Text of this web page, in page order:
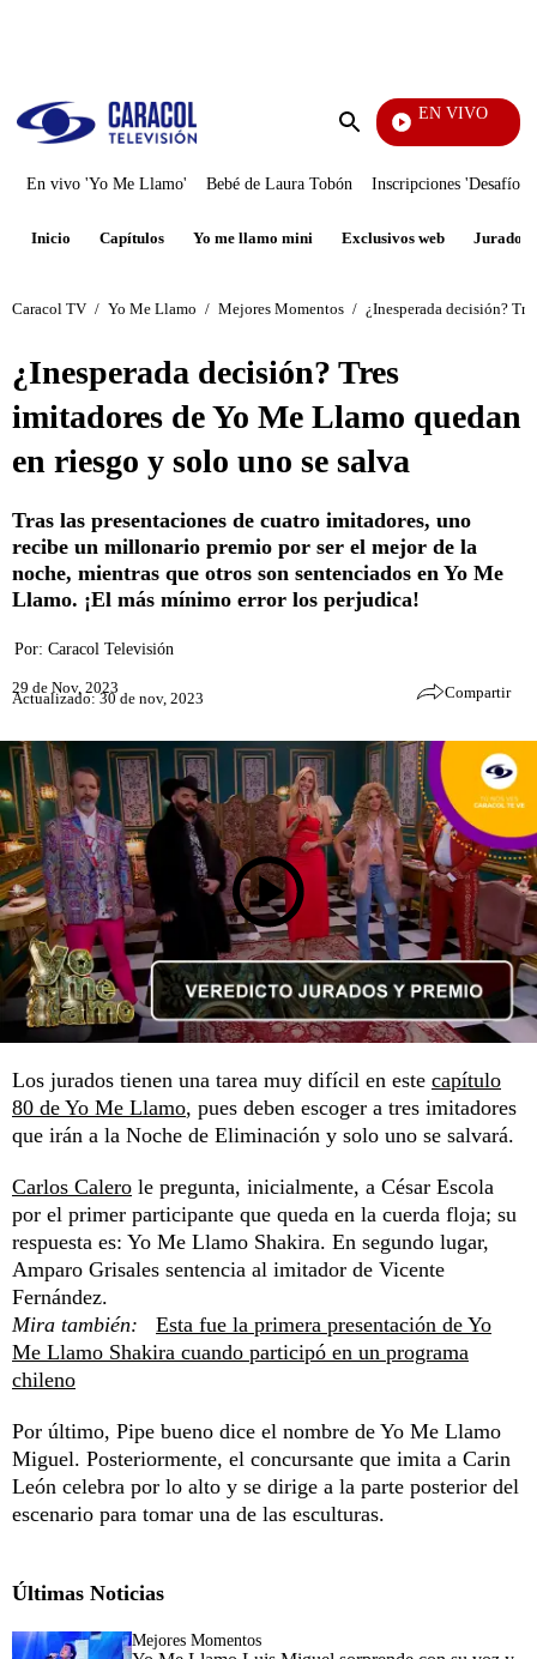
Enviar
EN VIVO
En vivo 'Yo Me Llamo' Bebé de Laura Tobón Inscripciones 'Desafío'
Inicio Capítulos Yo me llamo mini Exclusivos web Jurados
Caracol TV / Yo Me Llamo / Mejores Momentos / ¿Inesperada decisión?
¿Inesperada decisión? Tres
imitadores de Yo Me Llamo quedan
en riesgo y solo uno se salva
Tras las presentaciones de cuatro imitadores, uno
recibe un millonario premio por ser el mejor de la
noche, mientras que otros son sentenciados en Yo Me
Llamo. ¡El más mínimo error los perjudica!
Por: Caracol Televisión
29 de Nov, 2023
Actualizado: 30 de nov, 2023 Compartir
Los jurados tienen una tarea muy difícil en este capítulo
80 de Yo Me Llamo, pues deben escoger a tres imitadores
que irán a la Noche de Eliminación y solo uno se salvará.
Carlos Calero le pregunta, inicialmente, a César Escola
por el primer participante que queda en la cuerda floja; su
respuesta es: Yo Me Llamo Shakira. En segundo lugar,
Amparo Grisales sentencia al imitador de Vicente
Fernández.
Mira también:
Esta fue la primera presentación de Yo
Me Llamo Shakira cuando participó en un programa
chileno
Por último, Pipe bueno dice el nombre de Yo Me Llamo
Miguel. Posteriormente, el concursante que imita a Carin
León celebra por lo alto y se dirige a la parte posterior del
escenario para tomar una de las esculturas.
Últimas Noticias
Mejores Momentos